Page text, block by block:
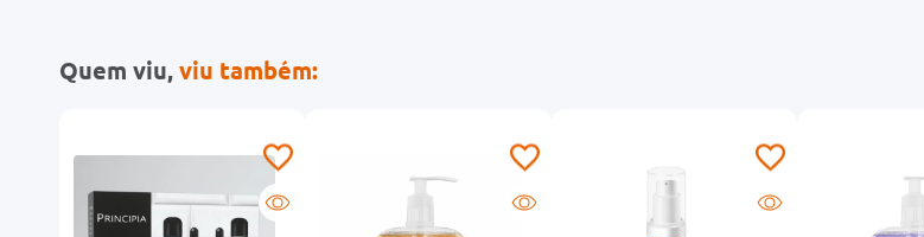
Quem viu,viu também: